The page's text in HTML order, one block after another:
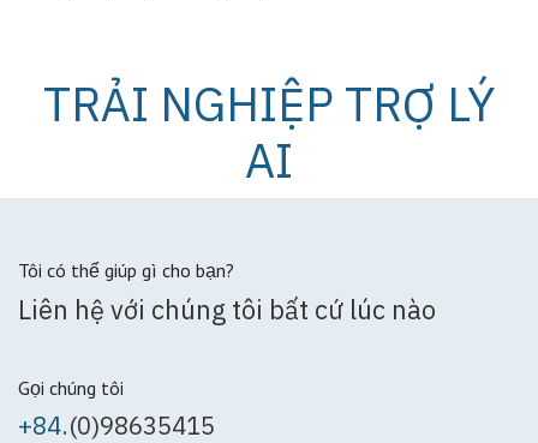
TRẢI NGHIỆP TRỢ LÝ
AI
Tôi có thể giúp gì cho bạn?
Liên hệ với chúng tôi bất cứ lúc nào
Gọi chúng tôi
+84.(0)98635415